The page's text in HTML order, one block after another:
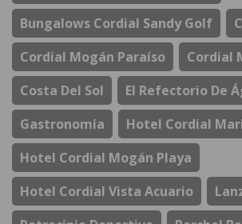
Bungalows Cordial Sandy Golf
Cordial Mogán Paraíso
Cordial
Costa Del Sol
El Refectorio De
Gastronomía
Hotel Cordial
Hotel Cordial Mogán Playa
Hotel Cordial Vista Acuario